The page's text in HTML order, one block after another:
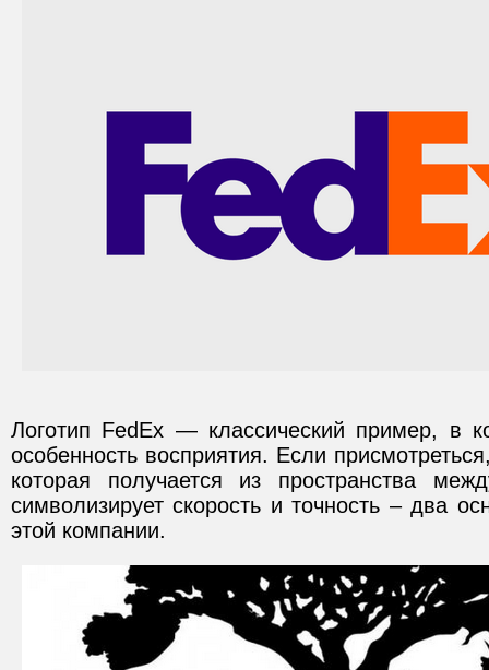
Логотип FedEx — классический пример, в
особенность восприятия. Если
которая получается из пространства
символизирует скорость и точность – два
этой компании.